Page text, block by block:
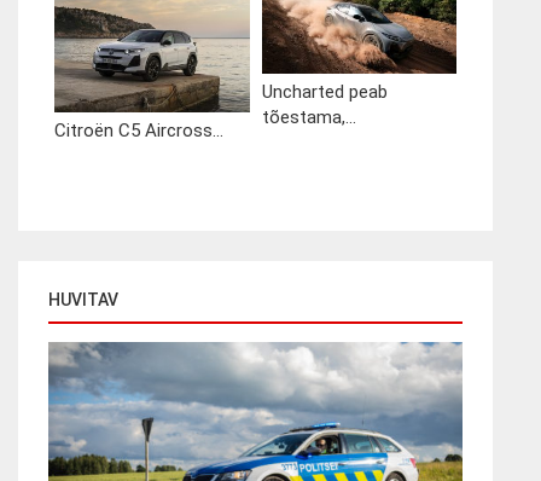
Citroën C5 Aircross...
Uncharted peab
tõestama,...
HUVITAV